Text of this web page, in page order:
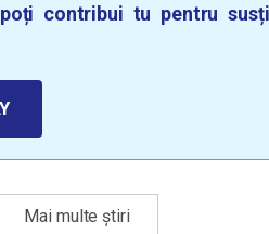
contribui tu pentru
Mai multe știri